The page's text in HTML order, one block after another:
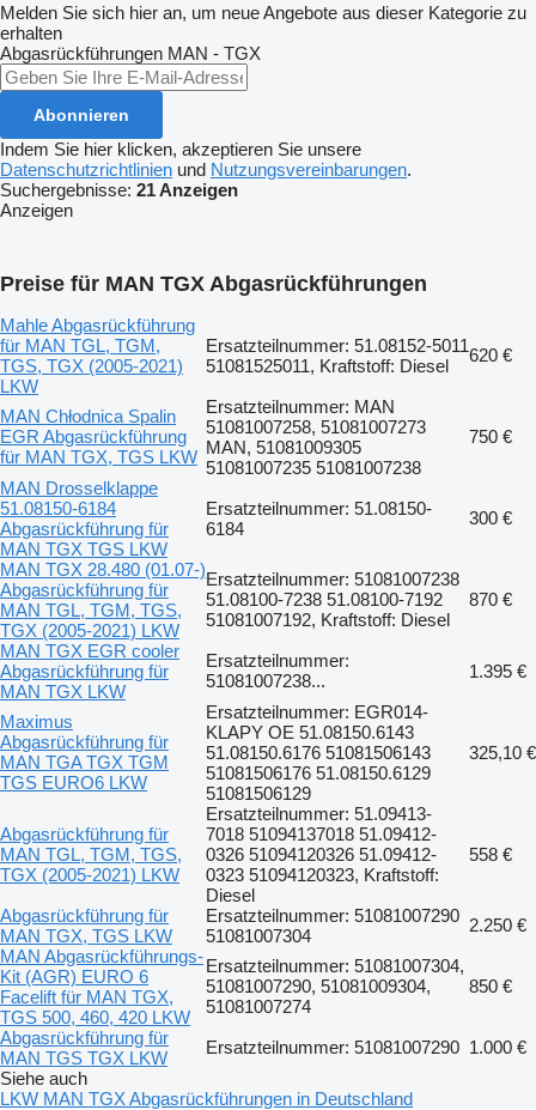
Melden Sie sich hier an, um neue Angebote aus dieser Kategorie zu
erhalten
Abgasrückführungen MAN - TGX
Abonnieren
Indem Sie hier klicken, akzeptieren Sie unsere
Datenschutzrichtlinien und Nutzungsvereinbarungen.
Suchergebnisse: 21 Anzeigen
Anzeigen
Preise für MAN TGX Abgasrückführungen
Mahle Abgasrückführung
für MAN TGL, TGM,
TGS, TGX (2005-2021)
LKW
Ersatzteilnummer: 51.08152-5011
51081525011, Kraftstoff: Diesel
620 €
MAN Chłodnica Spalin
EGR Abgasrückführung
für MAN TGX, TGS LKW
Ersatzteilnummer: MAN
51081007258, 51081007273
MAN, 51081009305
51081007235 51081007238
750 €
MAN Drosselklappe
51.08150-6184
Abgasrückführung für
MAN TGX TGS LKW
Ersatzteilnummer: 51.08150-
6184
300 €
MAN TGX 28.480 (01.07-)
Abgasrückführung für
MAN TGL, TGM, TGS,
TGX (2005-2021) LKW
Ersatzteilnummer: 51081007238
51.08100-7238 51.08100-7192
51081007192, Kraftstoff: Diesel
870 €
MAN TGX EGR cooler
Abgasrückführung für
MAN TGX LKW
Ersatzteilnummer:
51081007238...
1.395 €
Maximus
Abgasrückführung für
MAN TGA TGX TGM
TGS EURO6 LKW
Ersatzteilnummer: EGR014-
KLAPY OE 51.08150.6143
51.08150.6176 51081506143
51081506176 51.08150.6129
51081506129
325,10 €
Abgasrückführung für
MAN TGL, TGM, TGS,
TGX (2005-2021) LKW
Ersatzteilnummer: 51.09413-
7018 51094137018 51.09412-
0326 51094120326 51.09412-
0323 51094120323, Kraftstoff:
Diesel
558 €
Abgasrückführung für
MAN TGX, TGS LKW
Ersatzteilnummer: 51081007290
51081007304
2.250 €
MAN Abgasrückführungs-
Kit (AGR) EURO 6
Facelift für MAN TGX,
TGS 500, 460, 420 LKW
Ersatzteilnummer: 51081007304,
51081007290, 51081009304,
51081007274
850 €
Abgasrückführung für
MAN TGS TGX LKW
Ersatzteilnummer: 51081007290 1.000 €
Siehe auch
LKW MAN TGX Abgasrückführungen in Deutschland